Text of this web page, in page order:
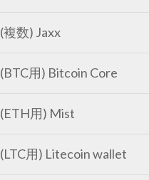
(複数) Jaxx
(BTC用) Bitcoin Core
(ETH用) Mist
(LTC用) Litecoin wallet